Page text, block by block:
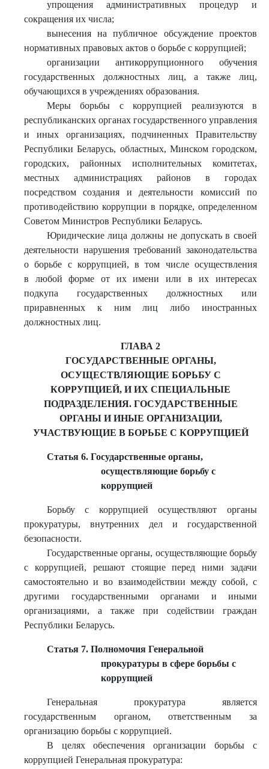
упрощения административных процедур и
сокращения их числа;
вынесения на публичное обсуждение проектов
нормативных правовых актов о борьбе с коррупцией;
организации антикоррупционного обучения
государственных должностных лиц, а также лиц,
обучающихся в учреждениях образования.
Меры борьбы с коррупцией реализуются в
республиканских органах государственного управления
и иных организациях, подчиненных Правительству
Республики Беларусь, областных, Минском городском,
городских, районных исполнительных комитетах,
местных администрациях районов в городах
посредством создания и деятельности комиссий по
противодействию коррупции в порядке, определенном
Советом Министров Республики Беларусь.
Юридические лица должны не допускать в своей
деятельности нарушения требований законодательства
о борьбе с коррупцией, в том числе осуществления
в любой форме от их имени или в их интересах
подкупа государственных должностных или
приравненных к ним лиц либо иностранных
должностных лиц.
ГЛАВА 2
ГОСУДАРСТВЕННЫЕ ОРГАНЫ,
ОСУЩЕСТВЛЯЮЩИЕ БОРЬБУ С
КОРРУПЦИЕЙ, И ИХ СПЕЦИАЛЬНЫЕ
ПОДРАЗДЕЛЕНИЯ. ГОСУДАРСТВЕННЫЕ
ОРГАНЫ И ИНЫЕ ОРГАНИЗАЦИИ,
УЧАСТВУЮЩИЕ В БОРЬБЕ С КОРРУПЦИЕЙ
Статья 6. Государственные органы,
осуществляющие борьбу с
коррупцией
Борьбу с коррупцией осуществляют органы
прокуратуры, внутренних дел и государственной
безопасности.
Государственные органы, осуществляющие борьбу
с коррупцией, решают стоящие перед ними задачи
самостоятельно и во взаимодействии между собой, с
другими государственными органами и иными
организациями, а также при содействии граждан
Республики Беларусь.
Статья 7. Полномочия Генеральной
прокуратуры в сфере борьбы с
коррупцией
Генеральная прокуратура является
государственным органом, ответственным за
организацию борьбы с коррупцией.
В целях обеспечения организации борьбы с
коррупцией Генеральная прокуратура: